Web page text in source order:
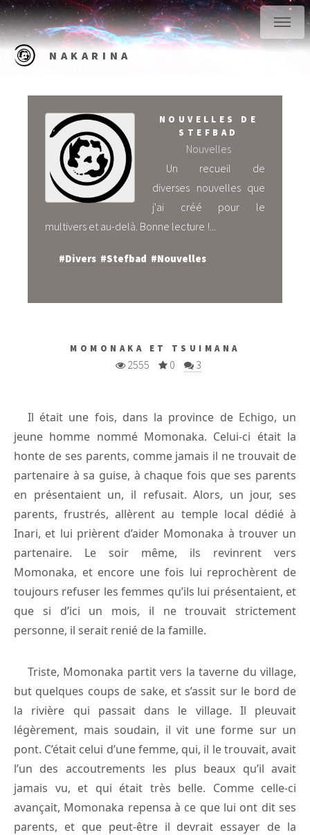
NAKARINA
NOUVELLES DE
STEFBAD
Nouvelles
Un recueil de
diverses nouvelles que
j'ai créé pour le
multivers et au-delà. Bonne lecture !...
#Divers #Stefbad #Nouvelles
MOMONAKA ET TSUIMANA
2555 0 3
Il était une fois, dans la province de Echigo, un
jeune homme nommé Momonaka. Celui-ci était la
honte de ses parents, comme jamais il ne trouvait de
partenaire à sa guise, à chaque fois que ses parents
en présentaient un, il refusait. Alors, un jour, ses
parents, frustrés, allèrent au temple local dédié à
Inari, et lui prièrent d’aider Momonaka à trouver un
partenaire. Le soir même, ils revinrent vers
Momonaka, et encore une fois lui reprochèrent de
toujours refuser les femmes qu’ils lui présentaient, et
que si d’ici un mois, il ne trouvait strictement
personne, il serait renié de la famille.
Triste, Momonaka partit vers la taverne du village,
but quelques coups de sake, et s’assit sur le bord de
la rivière qui passait dans le village. Il pleuvait
légèrement, mais soudain, il vit une forme sur un
pont. C’était celui d’une femme, qui, il le trouvait, avait
l’un des accoutrements les plus beaux qu’il avait
jamais vu, et qui était très belle. Comme celle-ci
avançait, Momonaka repensa à ce que lui ont dit ses
parents, et que peut-être il devrait essayer de la